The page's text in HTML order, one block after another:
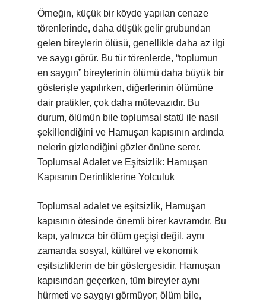
Örneğin, küçük bir köyde yapılan cenaze
törenlerinde, daha düşük gelir grubundan
gelen bireylerin ölüsü, genellikle daha az ilgi
ve saygı görür. Bu tür törenlerde, “toplumun
en saygın” bireylerinin ölümü daha büyük bir
gösterişle yapılırken, diğerlerinin ölümüne
dair pratikler, çok daha mütevazıdır. Bu
durum, ölümün bile toplumsal statü ile nasıl
şekillendiğini ve Hamuşan kapısının ardında
nelerin gizlendiğini gözler önüne serer.
Toplumsal Adalet ve Eşitsizlik: Hamuşan
Kapısının Derinliklerine Yolculuk
Toplumsal adalet ve eşitsizlik, Hamuşan
kapısının ötesinde önemli birer kavramdır. Bu
kapı, yalnızca bir ölüm geçişi değil, aynı
zamanda sosyal, kültürel ve ekonomik
eşitsizliklerin de bir göstergesidir. Hamuşan
kapısından geçerken, tüm bireyler aynı
hürmeti ve saygıyı görmüyor; ölüm bile,